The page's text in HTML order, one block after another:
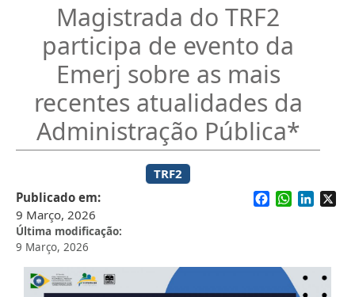
Magistrada do TRF2
participa de evento da
Emerj sobre as mais
recentes atualidades da
Administração Pública*
TRF2
Publicado em
9 Março, 2026
Última modificação
9 Março, 2026
Facebook
WhatsApp